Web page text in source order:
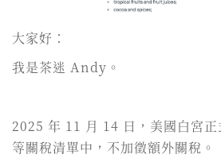
大家好：
我是茶迷 Andy。
2025 年 11 月 14 日，美國白宮
等關稅清單中，不加徵額外關稅。